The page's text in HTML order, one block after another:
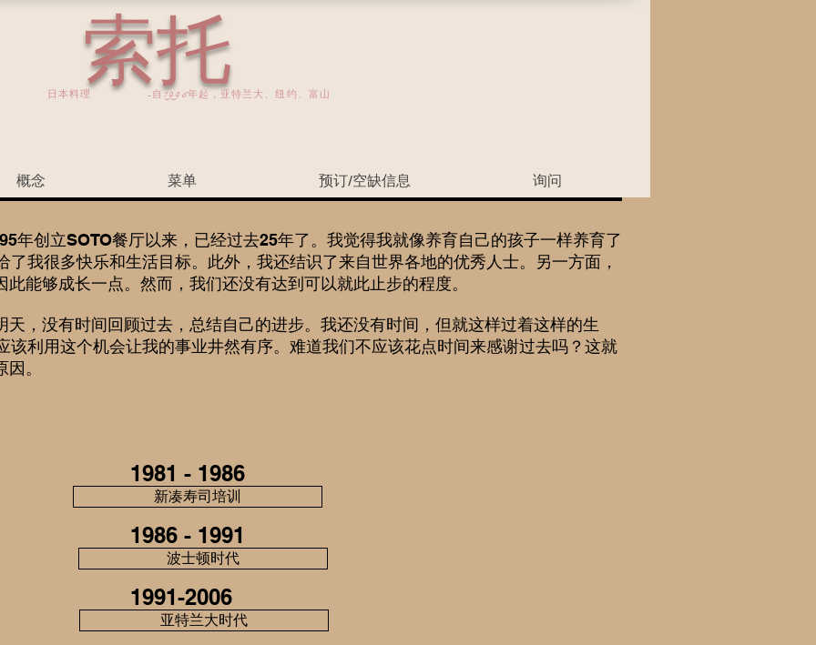
索托
日本料理 -自1995年起，亚特兰大、纽约、富山
概念 菜单 预订/空缺信息 询问
年创立SOTO餐厅以来，已经过去25年了。我觉得我就像养育自己的孩子一样养育了
了我很多快乐和生活目标。此外，我还结识了来自世界各地的优秀人士。另一方面，
能够成长一点。然而，我们还没有达到可以就此止步的程度。
，没有时间回顾过去，总结自己的进步。我还没有时间，但就这样过着这样的生
该利用这个机会让我的事业井然有序。难道我们不应该花点时间来感谢过去吗？这就
。
1981 - 1986
新凑寿司培训
1986 - 1991
波士顿时代
1991-2006
亚特兰大时代